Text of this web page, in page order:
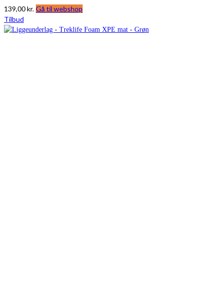
139,00kr. Gå til webshop
Tilbud